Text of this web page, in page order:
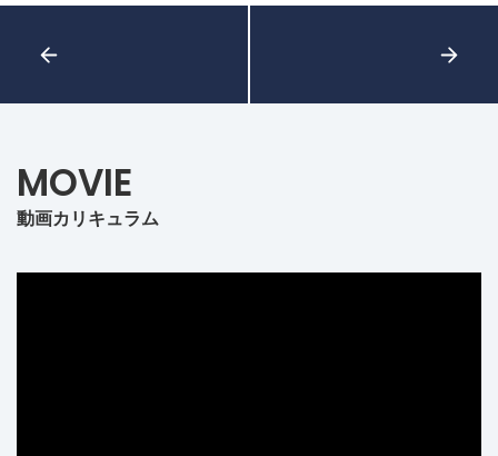
MOVIE
動画カリキュラム